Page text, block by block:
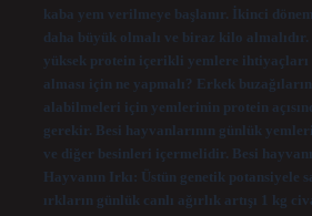
kaba yem verilmeye başlanır. İkinci
daha büyük olmalı ve biraz kilo
yüksek protein içerikli yemlere ihtiyaçları
alması için ne yapmalı? Erkek
alabilmeleri için yemlerinin protein
gerekir. Besi hayvanlarının günlük
ve diğer besinleri içermelidir. Besi
Hayvanın Irkı: Üstün genetik potansiyele
ırkların günlük canlı ağırlık artışı 1 kg